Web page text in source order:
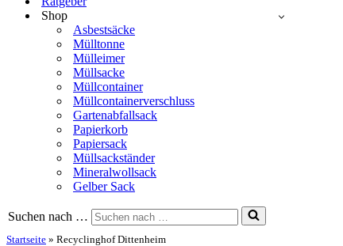
Shop
Asbestsäcke
Mülltonne
Mülleimer
Müllsacke
Müllcontainer
Müllcontainerverschluss
Gartenabfallsack
Papierkorb
Papiersack
Müllsackständer
Mineralwollsack
Gelber Sack
Suchen nach …
Startseite » Recyclinghof Dittenheim